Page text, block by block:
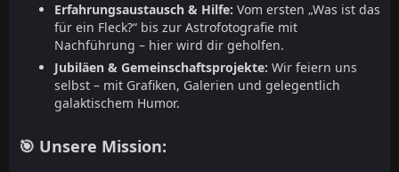
Erfahrungsaustausch & Hilfe: Vom ersten „Was ist das
für ein Fleck?“ bis zur Astrofotografie mit
Nachführung – hier wird dir geholfen.
Jubiläen & Gemeinschaftsprojekte: Wir feiern uns
selbst – mit Grafiken, Galerien und gelegentlich
galaktischem Humor.
🎯 Unsere Mission: